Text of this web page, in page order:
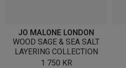
JO MALONE LONDON
WOOD SAGE & SEA SALT
LAYERING COLLECTION
1 750 KR